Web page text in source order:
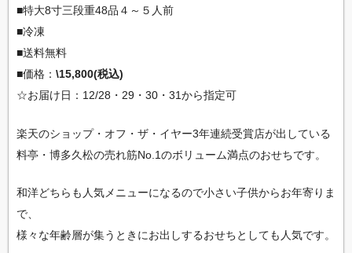
■特大8寸三段重48品４～５人前
■冷凍
■送料無料
■価格： \15,800(税込)
☆お届け日：12/28・29・30・31から指定可
楽天のショップ・オフ・ザ・イヤー3年連続受賞店が出している
料亭・博多久松の売れ筋No.1のボリューム満点のおせちです。
和洋どちらも人気メニューになるので小さい子供からお年寄りま
で、
様々な年齢層が集うときにお出しするおせちとしても人気です。